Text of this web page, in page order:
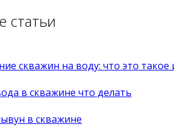
статьи
скважин на воду: что это такое
в скважине что делать
в скважине